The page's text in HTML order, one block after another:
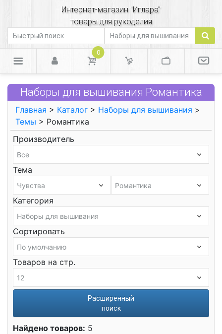
Интернет-магазин "Иглара"
товары для рукоделия
0
Наборы для вышивания Романтика
Главная > Каталог > Наборы для вышивания >
Темы > Романтика
Производитель
Тема
Категория
Сортировать
Товаров на стр.
Расширенный
поиск
Найдено товаров: 5